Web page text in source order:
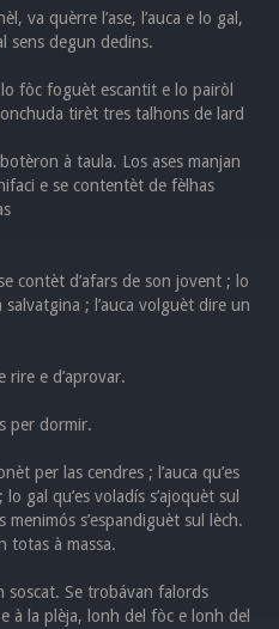
va quèrre l’ase, l’auca e lo gal,
sens degun dedins.
fòc foguèt escantit e lo pairòl
tirèt tres talhons de lard
à taula. Los ases manjan
e se contentèt de fèlhas
contèt d’afars de son jovent ; lo
; l’auca volguèt dire un
rire e d’aprovar.
per dormir.
per las cendres ; l’auca qu’es
gal qu’es voladís s’ajoquèt sul
menimós s’espandiguèt sul lèch.
totas à massa.
soscat. Se trobávan falords
à la plèja, lonh del fòc e lonh del